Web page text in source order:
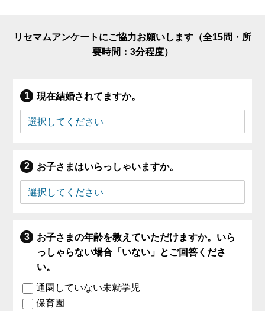
リセマムアンケートにご協力お願いします（全15問・所
要時間：3分程度）
現在結婚されてますか。
お子さまはいらっしゃいますか。
お子さまの年齢を教えていただけますか。いら
っしゃらない場合「いない」とご回答くださ
い。
通園していない未就学児
保育園